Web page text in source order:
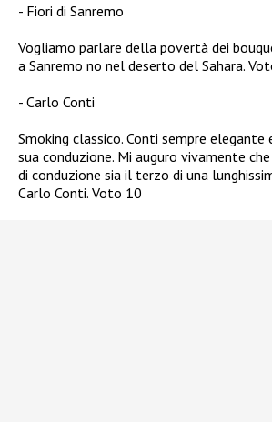
Fiori di Sanremo
Vogliamo parlare della povertà dei
a Sanremo no nel deserto del Sahara.
Carlo Conti
Smoking classico. Conti sempre
sua conduzione. Mi auguro vivamente
di conduzione sia il terzo di una
Carlo Conti. Voto 10